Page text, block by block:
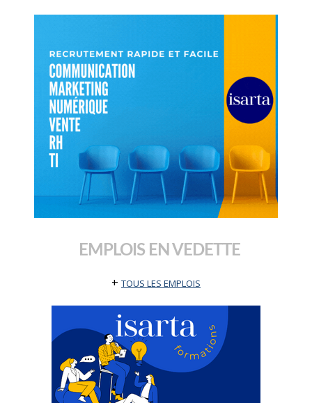
EMPLOIS EN VEDETTE
+ TOUS LES EMPLOIS